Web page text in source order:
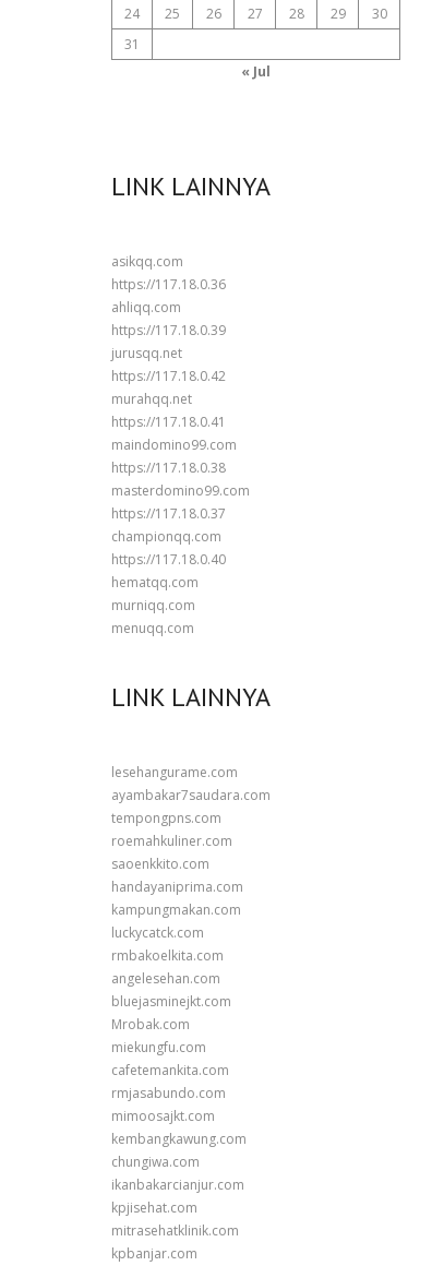
24
25 26 27 28 29
30
31
« Jul
LINK LAINNYA
asikqq.com
https://117.18.0.36
ahliqq.com
https://117.18.0.39
jurusqq.net
https://117.18.0.42
murahqq.net
https://117.18.0.41
maindomino99.com
https://117.18.0.38
masterdomino99.com
https://117.18.0.37
championqq.com
https://117.18.0.40
hematqq.com
murniqq.com
menuqq.com
LINK LAINNYA
lesehangurame.com
ayambakar7saudara.com
tempongpns.com
roemahkuliner.com
saoenkkito.com
handayaniprima.com
kampungmakan.com
luckycatck.com
rmbakoelkita.com
angelesehan.com
bluejasminejkt.com
Mrobak.com
miekungfu.com
cafetemankita.com
rmjasabundo.com
mimoosajkt.com
kembangkawung.com
chungiwa.com
ikanbakarcianjur.com
kpjisehat.com
mitrasehatklinik.com
kpbanjar.com